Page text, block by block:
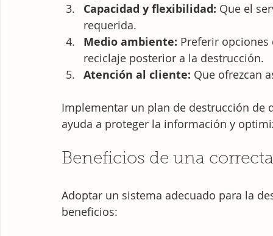
Capacidad y flexibilidad: Que el
requerida.
Medio ambiente: Preferir
reciclaje posterior a la destrucción.
Atención al cliente: Que ofrezcan
Implementar un plan de destrucción de
ayuda a proteger la información y
Beneficios de una
Adoptar un sistema adecuado para la
beneficios: